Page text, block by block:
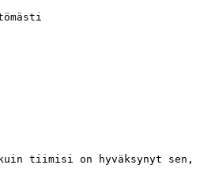
tiimisi on hyväksynyt